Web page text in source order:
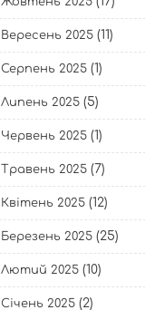
Вересень 2025 (11)
Серпень 2025 (1)
Липень 2025 (5)
Червень 2025 (1)
Травень 2025 (7)
Квітень 2025 (12)
Березень 2025 (25)
Лютий 2025 (10)
Січень 2025 (2)